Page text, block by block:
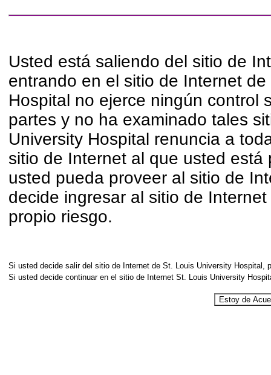
Usted está saliendo del sitio de
entrando en el sitio de Internet
Hospital no ejerce ningún control
partes y no ha examinado tales
University Hospital renuncia a
sitio de Internet al que usted
usted pueda proveer al sitio de
decide ingresar al sitio de
propio riesgo.
Si usted decide salir del sitio de Internet de St. Louis University Hospital,
Si usted decide continuar en el sitio de Internet St. Louis University